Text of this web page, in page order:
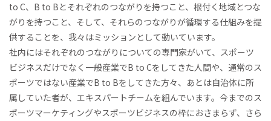
to C、B to Bとそれぞれのつながりを持つこと、根付く地域とつな
がりを持つこと、そして、それらのつながりが循環する仕組みを提
供することを、我々はミッションとして動いています。
社内にはそれぞれのつながりについての専門家がいて、スポーツ
ビジネスだけでなく一般産業でB to Cをしてきた人間や、通常のス
ポーツではない産業でB to Bをしてきた方々、あとは自治体に所
属していた者が、エキスパートチームを組んでいます。今までのス
ポーツマーケティングやスポーツビジネスの枠におさまらず、さら